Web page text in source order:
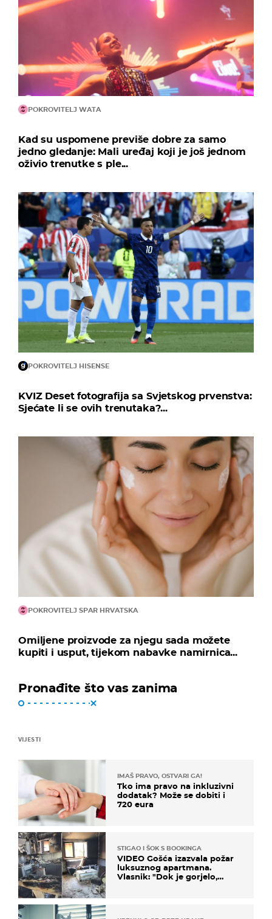
POKROVITELJ WATA
Kad su uspomene previše dobre za samo
jedno gledanje: Mali uređaj koji je još jednom
oživio trenutke s ple...
POKROVITELJ HISENSE
KVIZ Deset fotografija sa Svjetskog prvenstva:
Sjećate li se ovih trenutaka?...
POKROVITELJ SPAR HRVATSKA
Omiljene proizvode za njegu sada možete
kupiti i usput, tijekom nabavke namirnica...
Pronađite što vas zanima
VIJESTI
IMAŠ PRAVO, OSTVARI GA!
Tko ima pravo na inkluzivni
dodatak? Može se dobiti i
720 eura
STIGAO I ŠOK S BOOKINGA
VIDEO Gošća izazvala požar
luksuznog apartmana.
Vlasnik: "Dok je gorjelo,